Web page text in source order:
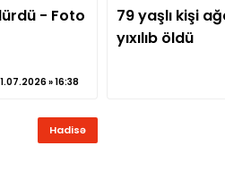
- Foto
» 16:38
79 yaşlı kişi
yıxılıb öldü
Hadisə